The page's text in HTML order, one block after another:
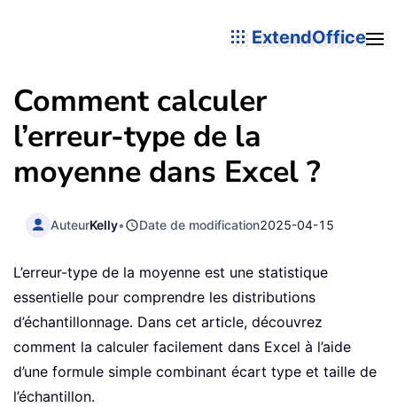
ExtendOffice
Comment calculer
l’erreur-type de la
moyenne dans Excel ?
AuteurKelly• Date de modification2025-04-15
L’erreur-type de la moyenne est une statistique
essentielle pour comprendre les distributions
d’échantillonnage. Dans cet article, découvrez
comment la calculer facilement dans Excel à l’aide
d’une formule simple combinant écart type et taille de
l’échantillon.